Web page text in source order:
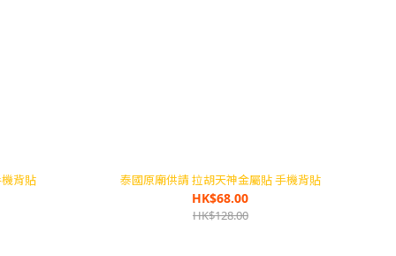
背貼 泰國原廟供請 拉胡天神金屬貼 手機背貼
HK$68.00
HK$128.00